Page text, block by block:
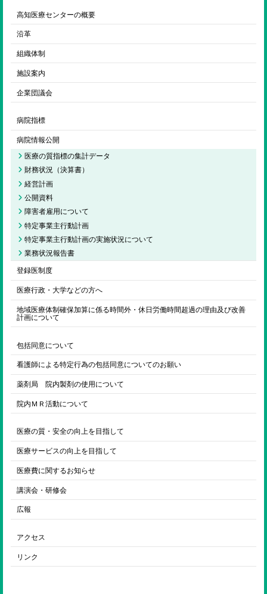
高知医療センターの概要
沿革
組織体制
施設案内
企業団議会
病院指標
病院情報公開
医療の質指標の集計データ
財務状況（決算書）
経営計画
公開資料
障害者雇用について
特定事業主行動計画
特定事業主行動計画の実施状況について
業務状況報告書
登録医制度
医療行政・大学などの方へ
地域医療体制確保加算に係る時間外・休日労働時間超過の理由及び改善
計画について
包括同意について
看護師による特定行為の包括同意についてのお願い
薬剤局 院内製剤の使用について
院内ＭＲ活動について
医療の質・安全の向上を目指して
医療サービスの向上を目指して
医療費に関するお知らせ
講演会・研修会
広報
アクセス
リンク